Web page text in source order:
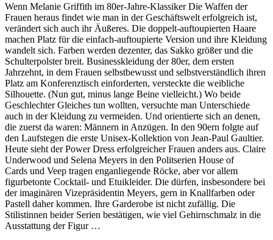
Wenn Melanie Griffith im 80er-Jahre-Klassiker Die Waffen der
Frauen heraus findet wie man in der Geschäftswelt erfolgreich ist,
verändert sich auch ihr Äußeres. Die doppelt-auftoupierten Haare
machen Platz für die einfach-auftoupierte Version und ihre Kleidung
wandelt sich. Farben werden dezenter, das Sakko größer und die
Schulterpolster breit. Businesskleidung der 80er, dem ersten
Jahrzehnt, in dem Frauen selbstbewusst und selbstverständlich ihren
Platz am Konferenztisch einforderten, versteckte die weibliche
Silhouette. (Nun gut, minus lange Beine vielleicht.) Wo beide
Geschlechter Gleiches tun wollten, versuchte man Unterschiede
auch in der Kleidung zu vermeiden. Und orientierte sich an denen,
die zuerst da waren: Männern in Anzügen. In den 90ern folgte auf
den Laufstegen die erste Unisex-Kollektion von Jean-Paul Gaultier.
Heute sieht der Power Dress erfolgreicher Frauen anders aus. Claire
Underwood und Selena Meyers in den Politserien House of
Cards und Veep tragen enganliegende Röcke, aber vor allem
figurbetonte Cocktail- und Etuikleider. Die dürfen, insbesondere bei
der imaginären Vizepräsidentin Meyers, gern in Knallfarben oder
Pastell daher kommen. Ihre Garderobe ist nicht zufällig. Die
Stilistinnen beider Serien bestätigen, wie viel Gehirnschmalz in die
Ausstattung der Figur …